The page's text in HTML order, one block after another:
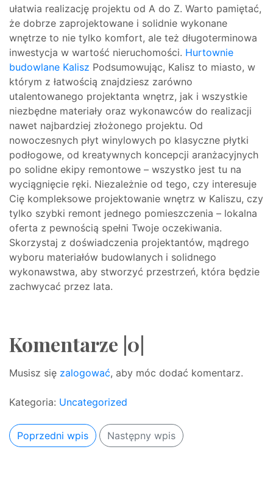
ułatwia realizację projektu od A do Z. Warto pamiętać,
że dobrze zaprojektowane i solidnie wykonane
wnętrze to nie tylko komfort, ale też długoterminowa
inwestycja w wartość nieruchomości. Hurtownie
budowlane Kalisz Podsumowując, Kalisz to miasto, w
którym z łatwością znajdziesz zarówno
utalentowanego projektanta wnętrz, jak i wszystkie
niezbędne materiały oraz wykonawców do realizacji
nawet najbardziej złożonego projektu. Od
nowoczesnych płyt winylowych po klasyczne płytki
podłogowe, od kreatywnych koncepcji aranżacyjnych
po solidne ekipy remontowe – wszystko jest tu na
wyciągnięcie ręki. Niezależnie od tego, czy interesuje
Cię kompleksowe projektowanie wnętrz w Kaliszu, czy
tylko szybki remont jednego pomieszczenia – lokalna
oferta z pewnością spełni Twoje oczekiwania.
Skorzystaj z doświadczenia projektantów, mądrego
wyboru materiałów budowlanych i solidnego
wykonawstwa, aby stworzyć przestrzeń, która będzie
zachwycać przez lata.
Komentarze |0|
Musisz się zalogować, aby móc dodać komentarz.
Kategoria: Uncategorized
Poprzedni wpis Następny wpis